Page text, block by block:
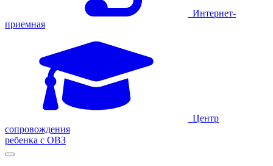
Интернет-
приемная
Центр
сопровождения
ребенка с ОВЗ